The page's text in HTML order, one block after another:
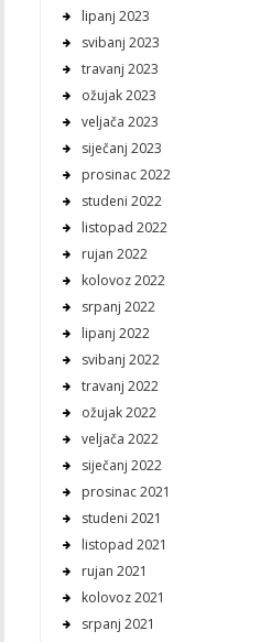
lipanj 2023
svibanj 2023
travanj 2023
ožujak 2023
veljača 2023
siječanj 2023
prosinac 2022
studeni 2022
listopad 2022
rujan 2022
kolovoz 2022
srpanj 2022
lipanj 2022
svibanj 2022
travanj 2022
ožujak 2022
veljača 2022
siječanj 2022
prosinac 2021
studeni 2021
listopad 2021
rujan 2021
kolovoz 2021
srpanj 2021